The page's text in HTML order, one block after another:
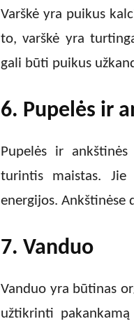
Varškė yra puikus
to, varškė yra
gali būti puikus
6. Pupelės ir
Pupelės ir
turintis maistas.
energijos. Ankštinėse
7. Vanduo
Vanduo yra būtinas
užtikrinti